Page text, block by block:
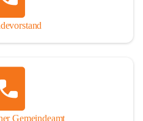
Gemeindeamt